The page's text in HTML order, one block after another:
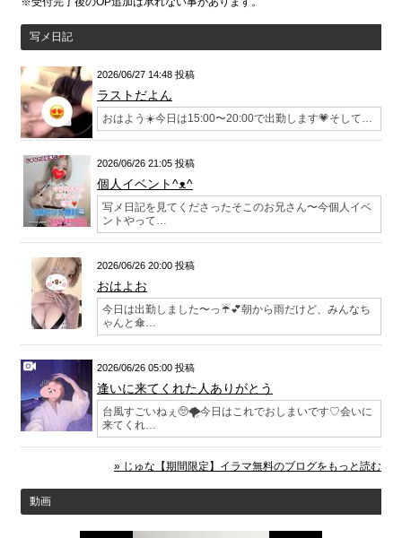
写メ日記
2026/06/27 14:48 投稿
ラストだよん
おはよう☀️今日は15:00〜20:00で出勤します💗そして…
2026/06/26 21:05 投稿
個人イベント^ᴥ^
写メ日記を見てくださったそこのお兄さん〜今個人イベ
ントやって…
2026/06/26 20:00 投稿
おはよお
今日は出勤しました〜っ☔️💕朝から雨だけど、みんなち
ゃんと傘…
2026/06/26 05:00 投稿
逢いに来てくれた人ありがとう
台風すごいねぇ🥺🌪️今日はこれでおしまいです♡会いに
来てくれ…
» じゅな【期間限定】イラマ無料のブログをもっと読む
動画